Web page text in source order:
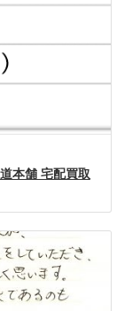
本舗 宅配買取